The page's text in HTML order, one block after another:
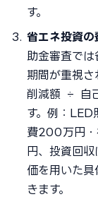
す。
省エネ投資の
助金審査で
期間が重視さ
削減額 ÷ 自
す。例：
費200万円・
円、投資回
価を用いた具
きます。